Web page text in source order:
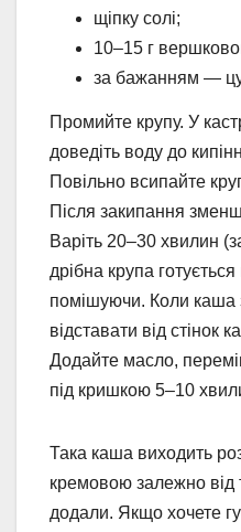
щіпку солі;
10–15 г
за бажанням —
Промийте крупу. У
доведіть воду до
Повільно всипайте
Після закипання
Варіть 20–30 хвилин
дрібна крупа
помішуючи. Коли каша
відставати від стінок
Додайте масло,
під кришкою 5–10
Така каша виходить
кремовою залежно від
додали. Якщо хочете